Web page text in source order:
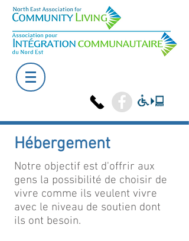
Hébergement
Notre objectif est d'offrir aux
gens la possibilité de choisir de
vivre comme ils veulent vivre
avec le niveau de soutien dont
ils ont besoin.